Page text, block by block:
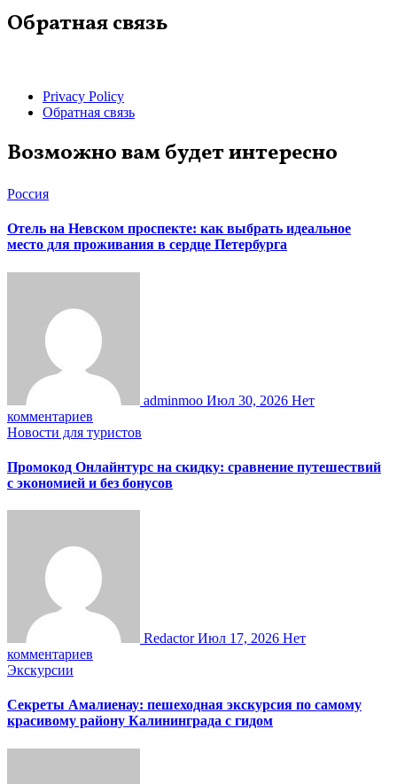
Обратная связь
Privacy Policy
Обратная связь
Возможно вам будет интересно
Россия
Отель на Невском проспекте: как выбрать идеальное
место для проживания в сердце Петербурга
adminmoo Июл 30, 2026 Нет
комментариев
Новости для туристов
Промокод Онлайнтурс на скидку: сравнение путешествий
с экономией и без бонусов
RedactorИюл 17, 2026 Нет
комментариев
Экскурсии
Секреты Амалиенау: пешеходная экскурсия по самому
красивому району Калининграда с гидом